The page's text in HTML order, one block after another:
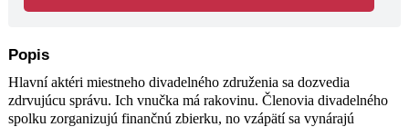
Popis
Hlavní aktéri miestneho divadelného združenia sa dozvedia
zdrvujúcu správu. Ich vnučka má rakovinu. Členovia divadelného
spolku zorganizujú finančnú zbierku, no vzápätí sa vynárajú